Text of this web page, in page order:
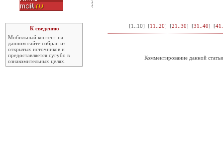
К сведению
Мобильный контент на
данном сайте собран из
открытых источников и
предоставляется сугубо в
ознакомительных целях.
[1..10] [11..20] [21..30] [31..40] [
Комментирование данной